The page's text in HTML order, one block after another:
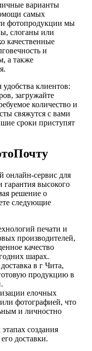
варианты
самых
фотопродукции мы
слоганы или
качественные
и
а также
клиентов:
загружайте
количество и
свяжутся с вами
сроки приступят
онлайн-сервис для
гарантия высокого
решение о
следующие
печати и
производителей,
качество
шарах.
в г Чита,
продукцию в
елочных
фотографией, что
и личностно
создания
доставки.